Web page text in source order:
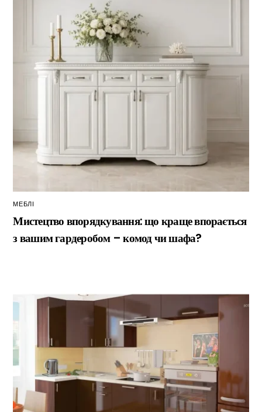
МЕБЛІ
Мистецтво впорядкування: що краще впорається
з вашим гардеробом – комод чи шафа?